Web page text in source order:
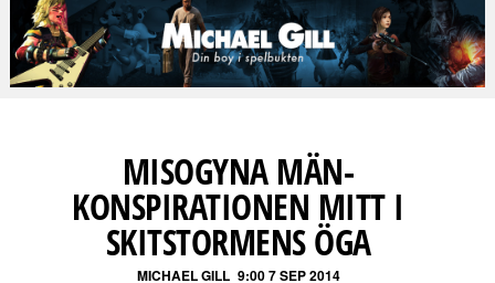
MISOGYNA MÄN-
KONSPIRATIONEN MITT I
SKITSTORMENS ÖGA
MICHAEL GILL 9:00 7 SEP 2014